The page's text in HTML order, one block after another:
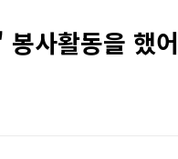
사활동을 했어